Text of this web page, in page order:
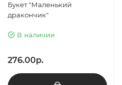
Букет "Маленький
дракончик"
В наличии
276.00р.